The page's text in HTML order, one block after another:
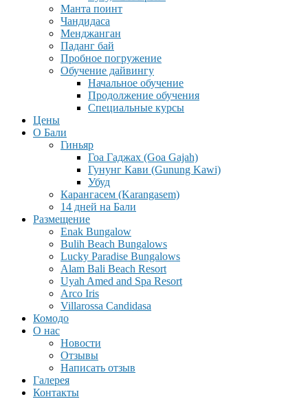
Манта поинт
Чандидаса
Менджанган
Паданг бай
Пробное погружение
Обучение дайвингу
Начальное обучение
Продолжение обучения
Специальные курсы
Цены
О Бали
Гиньяр
Гоа Гаджах (Goa Gajah)
Гунунг Кави (Gunung Kawi)
Убуд
Карангасем (Karangasem)
14 дней на Бали
Размещение
Enak Bungalow
Bulih Beach Bungalows
Lucky Paradise Bungalows
Alam Bali Beach Resort
Uyah Amed and Spa Resort
Arco Iris
Villarossa Candidasa
Комодо
О нас
Новости
Отзывы
Написать отзыв
Галерея
Контакты